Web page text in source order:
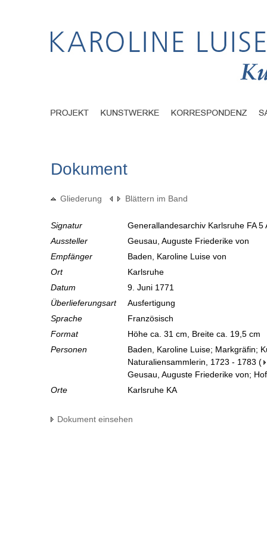
Dokument
Gliederung Blättern im Band
Signatur
Generallandesarchiv Karlsruhe FA
Aussteller
Geusau, Auguste Friederike von
Empfänger
Baden, Karoline Luise von
Ort
Karlsruhe
Datum
9. Juni 1771
Überlieferungsart
Ausfertigung
Sprache
Französisch
Format
Höhe ca. 31 cm, Breite ca. 19,5 cm
Personen
Baden, Karoline Luise; Markgräfin;
Naturaliensammlerin, 1723 - 1783 (
Geusau, Auguste Friederike von;
Orte
Karlsruhe KA
Dokument einsehen